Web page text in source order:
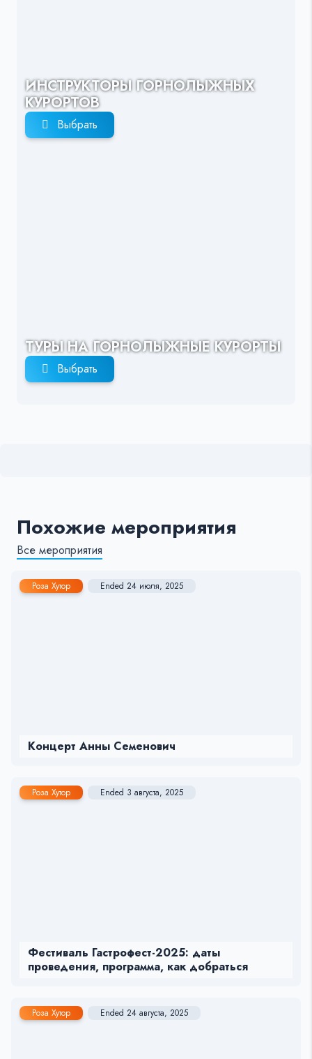
ИНСТРУКТОРЫ ГОРНОЛЫЖНЫХ
КУРОРТОВ
Выбрать
ТУРЫ НА ГОРНОЛЫЖНЫЕ КУРОРТЫ
Выбрать
Похожие мероприятия
Все мероприятия
Роза Хутор Ended 24 июля, 2025
Концерт Анны Семенович
Роза Хутор Ended 3 августа, 2025
Фестиваль Гастрофест-2025: даты
проведения, программа, как добраться
Роза Хутор Ended 24 августа, 2025